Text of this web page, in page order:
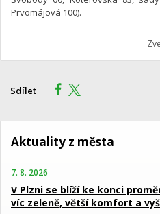
Prvomájová 100).
Sdílet
Aktuality z města
7. 8. 2026
V Plzni se blíží ke konci
víc zeleně, větší komfort a